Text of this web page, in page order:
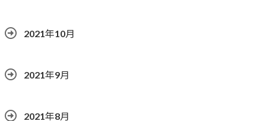
2021年10月
2021年9月
2021年8月